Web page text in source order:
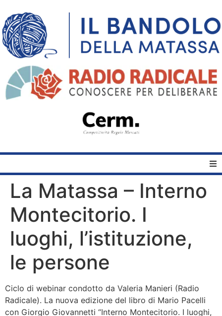
Home
Quelli del Bandolo
Bandolo
Fondazione CERM
La Matassa – Interno
Montecitorio. I
luoghi, l’istituzione,
le persone
Ciclo di webinar condotto da Valeria Manieri (Radio
Radicale). La nuova edizione del libro di Mario Pacelli
con Giorgio Giovannetti “Interno Montecitorio. I luoghi,